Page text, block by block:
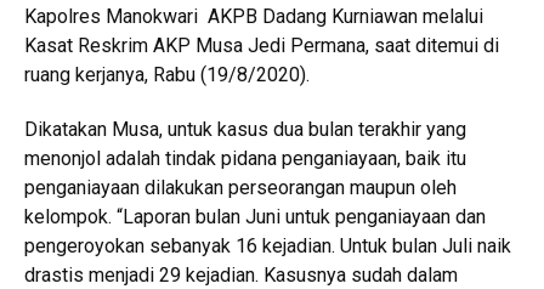
Kapolres Manokwari AKPB Dadang Kurniawan melalui
Kasat Reskrim AKP Musa Jedi Permana, saat ditemui di
ruang kerjanya, Rabu (19/8/2020).
Dikatakan Musa, untuk kasus dua bulan terakhir yang
menonjol adalah tindak pidana penganiayaan, baik itu
penganiayaan dilakukan perseorangan maupun oleh
kelompok. “Laporan bulan Juni untuk penganiayaan dan
pengeroyokan sebanyak 16 kejadian. Untuk bulan Juli naik
drastis menjadi 29 kejadian. Kasusnya sudah dalam